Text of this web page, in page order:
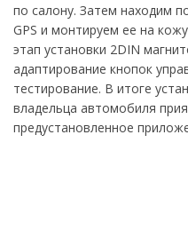
по салону. Затем находим
GPS и монтируем ее на
этап установки 2DIN
адаптирование кнопок
тестирование. В итоге
владельца автомобиля
предустановленное